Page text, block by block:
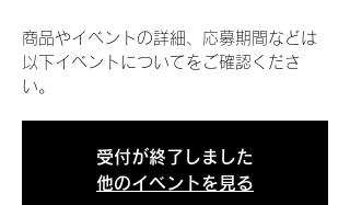
商品やイベントの詳細、応募期間などは
以下イベントについてをご確認くださ
い。
受付が終了しました
他のイベントを見る